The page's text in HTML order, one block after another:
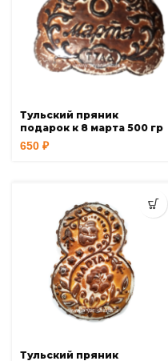
Тульский пряник
подарок к 8 марта 500 гр
650 ₽
Тульский пряник